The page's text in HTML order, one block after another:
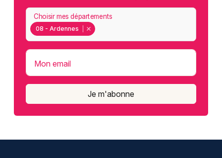
08 - Ardennes
Choisir mes départements
Mon email
Je m'abonne